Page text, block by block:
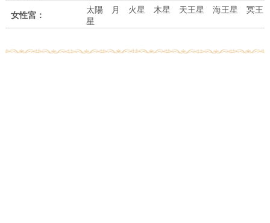
女性宮：
太陽 月 火星 木星 天王星 海王星 冥王
星